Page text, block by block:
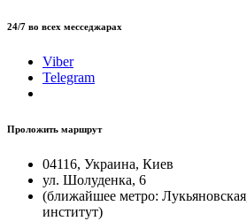
24/7 во всех месседжарах
Viber
Telegram
Проложить маршрут
04116, Украина, Киев
ул. Шолуденка, 6
(ближайшее метро:
институт)